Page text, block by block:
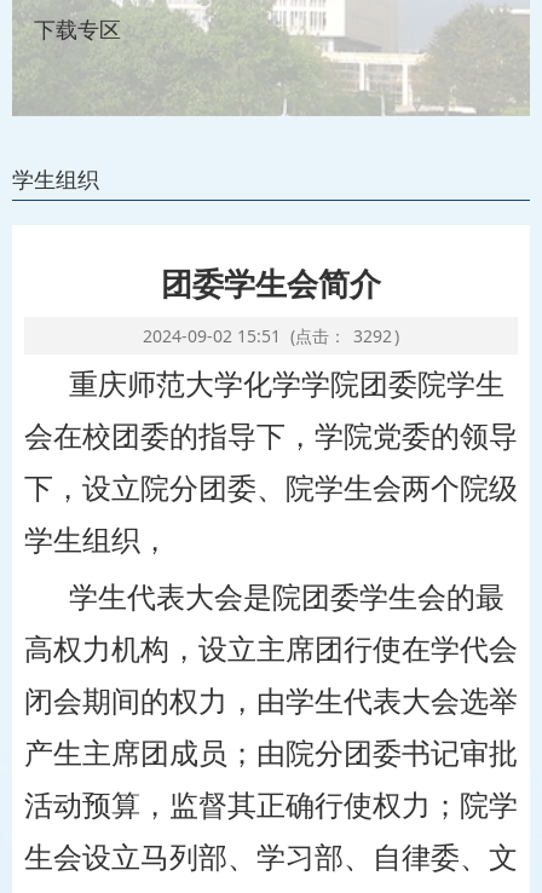
下载专区
学生组织
团委学生会简介
2024-09-02 15:51 (点击： 3292)
重庆师范大学化学学院团委院学生
会在校团委的指导下，学院党委的领导
下，设立院分团委、院学生会两个院级
学生组织，
学生代表大会是院团委学生会的最
高权力机构，设立主席团行使在学代会
闭会期间的权力，由学生代表大会选举
产生主席团成员；由院分团委书记审批
活动预算，监督其正确行使权力；院学
生会设立马列部、学习部、自律委、文